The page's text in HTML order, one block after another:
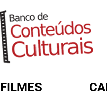
FILMES